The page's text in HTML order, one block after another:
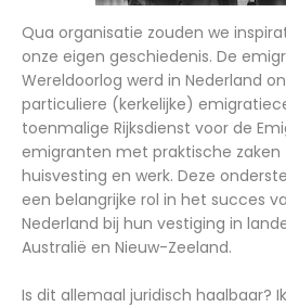
Qua organisatie zouden we
onze eigen geschiedenis. De
Wereldoorlog werd in Nederland
particuliere (kerkelijke)
toenmalige Rijksdienst voor de
emigranten met praktische zaken
huisvesting en werk. Deze
een belangrijke rol in het succes
Nederland bij hun vestiging in
Australië en Nieuw-Zeeland.
Is dit allemaal juridisch haalbaar?